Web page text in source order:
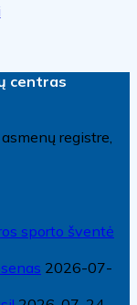
centras
registre,
sporto šventė
2026-07-